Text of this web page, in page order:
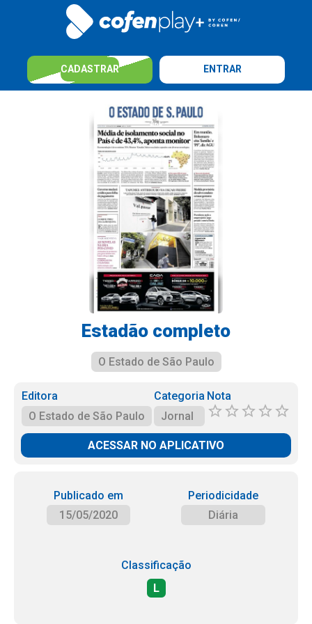
CADASTRAR ENTRAR
Estadão completo
O Estado de São Paulo
Editora
O Estado de São Paulo
Categoria
Jornal
Nota
ACESSAR NO APLICATIVO
Publicado em
15/05/2020
Periodicidade
Diária
Classificação
L